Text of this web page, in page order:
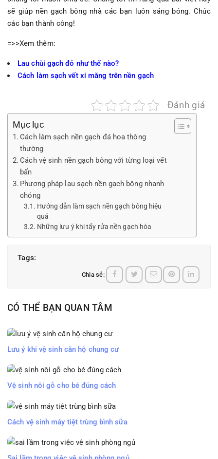
sẽ giúp nền gạch bông nhà các bạn luôn sáng bóng. Chúc
các bạn thành công!
=>>Xem thêm:
Lau chùi gạch đỏ như thế nào?
Cách làm sạch vết xi măng trên nền gạch
Đánh giá
Mục lục
Cách làm sạch nền gạch đá hoa thông
thường
Cách vệ sinh nền gạch bông với từng loại vết
bẩn
Phương pháp lau sạch nền gạch bông nhanh
chóng
Hướng dẫn làm sạch nền gạch bông hiệu
quả
Những lưu ý khi tẩy rửa nền gạch hóa
Tags:
Chia sẻ:
CÓ THỂ BẠN QUAN TÂM
Lưu ý khi vệ sinh căn hộ chung cư
Vệ sinh nôi gỗ cho bé đúng cách
Cách vệ sinh máy tiệt trùng bình sữa